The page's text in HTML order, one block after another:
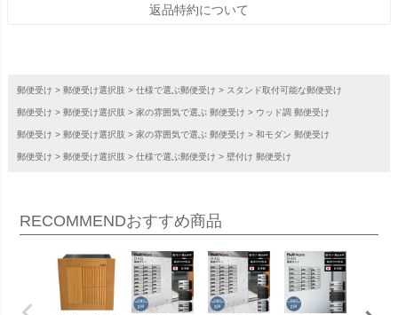
返品特約について
郵便受け 郵便受け選択肢 仕様で選ぶ郵便受け スタンド取付可能な郵便受け
郵便受け 郵便受け選択肢 家の雰囲気で選ぶ 郵便受け ウッド調 郵便受け
郵便受け 郵便受け選択肢 家の雰囲気で選ぶ 郵便受け 和モダン 郵便受け
郵便受け 郵便受け選択肢 仕様で選ぶ郵便受け 壁付け 郵便受け
RECOMMENDおすすめ商品